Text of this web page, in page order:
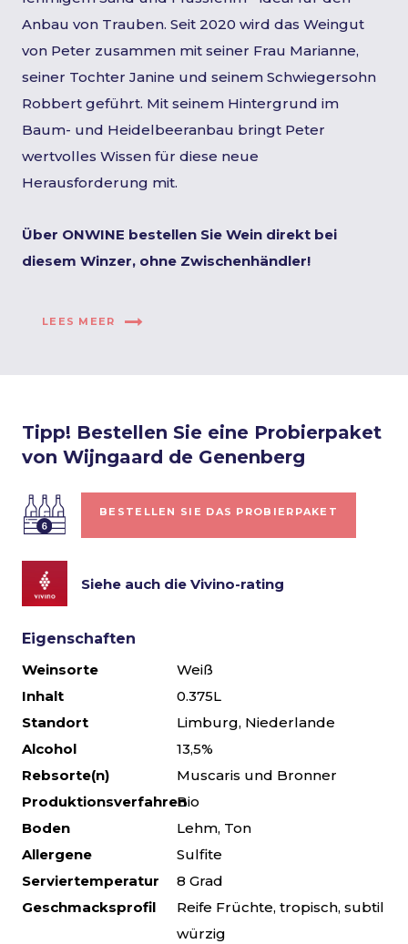
Anbau von Trauben. Seit 2020 wird das Weingut
von Peter zusammen mit seiner Frau Marianne,
seiner Tochter Janine und seinem Schwiegersohn
Robbert geführt. Mit seinem Hintergrund im
Baum- und Heidelbeeranbau bringt Peter
wertvolles Wissen für diese neue
Herausforderung mit.
Über ONWINE bestellen Sie Wein direkt bei
diesem Winzer, ohne Zwischenhändler!
LEES MEER
Tipp! Bestellen Sie eine Probierpaket
von Wijngaard de Genenberg
BESTELLEN SIE DAS PROBIERPAKET
Siehe auch die Vivino-rating
Eigenschaften
Weinsorte
Weiß
Inhalt
0.375L
Standort
Limburg, Niederlande
Alcohol
13,5%
Rebsorte(n)
Muscaris und Bronner
ProduktionsverfahrenBio
Boden
Lehm, Ton
Allergene
Sulfite
Serviertemperatur
8 Grad
Geschmacksprofil
Reife Früchte, tropisch, subtil
würzig